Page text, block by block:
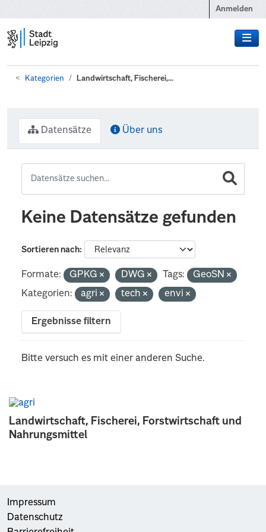
Anmelden
Kategorien Landwirtschaft, Fischerei,...
Landwirtschaft, Fischerei, Forstwirtschaft und
Nahrungsmittel
Datensätze Über uns
Keine Datensätze gefunden
Sortieren nach
Formate: GPKG DWG Tags:
GeoSN
Kategorien:
agri tech envi
Ergebnisse filtern
Bitte versuch es mit einer anderen Suche.
Impressum
Datenschutz